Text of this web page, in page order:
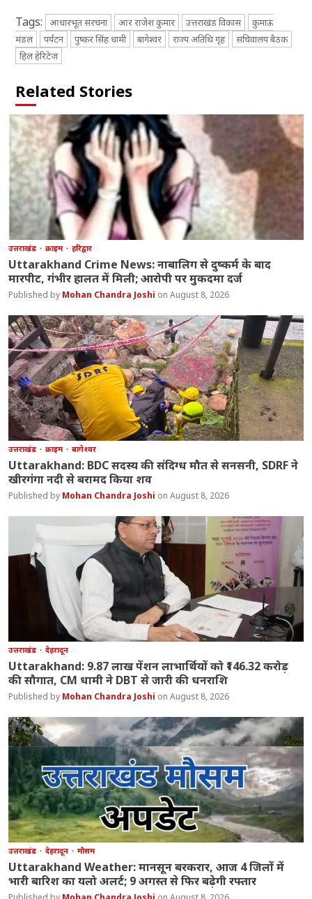
Tags: आधारभूत संरचना आर राजेश कुमार उत्तराखंड विकास
कुमाऊं
मंडल
पर्यटन पुष्कर सिंह धामी बागेश्वर राज्य अतिथि गृह
सचिवालय बैठक
हिल हेरिटेज
Related Stories
उत्तराखंड क्राइम हरिद्वार
Uttarakhand Crime News: नाबालिग से दुष्कर्म के बाद
मारपीट, गंभीर हालत में मिली; आरोपी पर मुकदमा दर्ज
Mohan Chandra Joshi August 8, 2026
उत्तराखंड क्राइम बागेश्वर
Uttarakhand: BDC सदस्य की संदिग्ध मौत से सनसनी, SDRF ने
खीरगंगा नदी से बरामद किया शव
Mohan Chandra Joshi August 8, 2026
उत्तराखंड देहरादून
Uttarakhand: 9.87 लाख पेंशन लाभार्थियों को ₹146.32 करोड़
की सौगात, CM धामी ने DBT से जारी की धनराशि
Mohan Chandra Joshi August 8, 2026
उत्तराखंड देहरादून मौसम
Uttarakhand Weather: मानसून बरकरार, आज 4 जिलों में
भारी बारिश का यलो अलर्ट; 9 अगस्त से फिर बढ़ेगी रफ्तार